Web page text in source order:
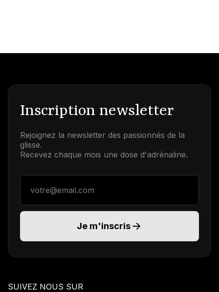
Inscription newsletter
Rejoignez la newsletter des passionnés de la
glisse.
Recevez chaque mois une dose d'adrénaline.
Adresse email
Je m'inscris
SUIVEZ NOUS SUR